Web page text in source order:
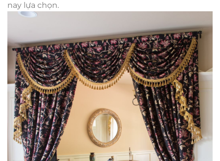
nay lựa chọn.